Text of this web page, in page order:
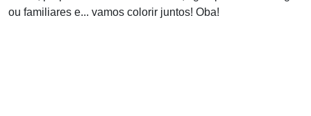
ou familiares e... vamos colorir juntos! Oba!